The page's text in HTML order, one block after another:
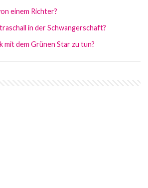
einem Richter?
in der Schwangerschaft?
mit dem Grünen Star zu tun?